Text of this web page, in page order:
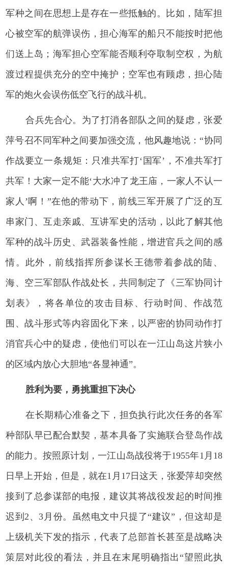
军种之间在思想上是存在一些抵触的。比如，陆军担
心被空军的航弹误伤，担心海军的船只不能按时把他
们送上岛；海军担心空军能否顺利夺取制空权，为航
渡过程提供充分的空中掩护；空军也有顾虑，担心陆
军的炮火会误伤低空飞行的战斗机。
合兵先合心。为了打消各部队之间的疑虑，张爱
萍号召不同军种之间要加强交流，他风趣地说：“协同
作战要立一条规矩：只准共军打‘国军’，不准共军打
共军！大家一定不能‘大水冲了龙王庙，一家人不认一
家人’啊！”在他的带动下，前线三军开展了广泛的互
串家门、互走亲戚、互讲军史的活动，以此了解其他
军种的战斗历史、武器装备性能，增进官兵之间的感
情。此外，前线指挥所参谋长王德带着参战的陆、
海、空三军部队作战处长，共同制定了《三军协同计
划表》，将各单位的攻击目标、行动时间、作战范
围、战斗形式等内容固化下来，以严密的协同动作打
消官兵心中的疑虑，使他们可以在一江山岛这片狭小
的区域内放心大胆地“各显神通”。
胜利为要，勇挑重担下决心
在长期精心准备之下，担负执行此次任务的各军
种部队早已配合默契，基本具备了实施联合登岛作战
的能力。按照原计划，一江山岛战役将于1955年1月18
日早上开始，但是，就在1月17日这天，张爱萍却突然
接到了总参谋部的电报，建议其将战役发起的时间推
迟到2、3月份。虽然电文中只提了“建议”，但这却是
上级机关下发的指示，代表了总部首长甚至是战略决
策层对此役的看法，并且在末尾明确指出“望照此执